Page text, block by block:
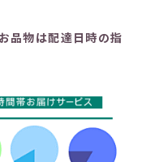
品物は配達日時の指